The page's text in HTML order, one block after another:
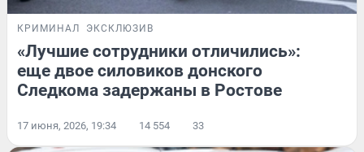
КРИМИНАЛ ЭКСКЛЮЗИВ
«Лучшие сотрудники отличились»:
еще двое силовиков донского
Следкома задержаны в Ростове
17 июня, 2026, 19:34 14 554 33